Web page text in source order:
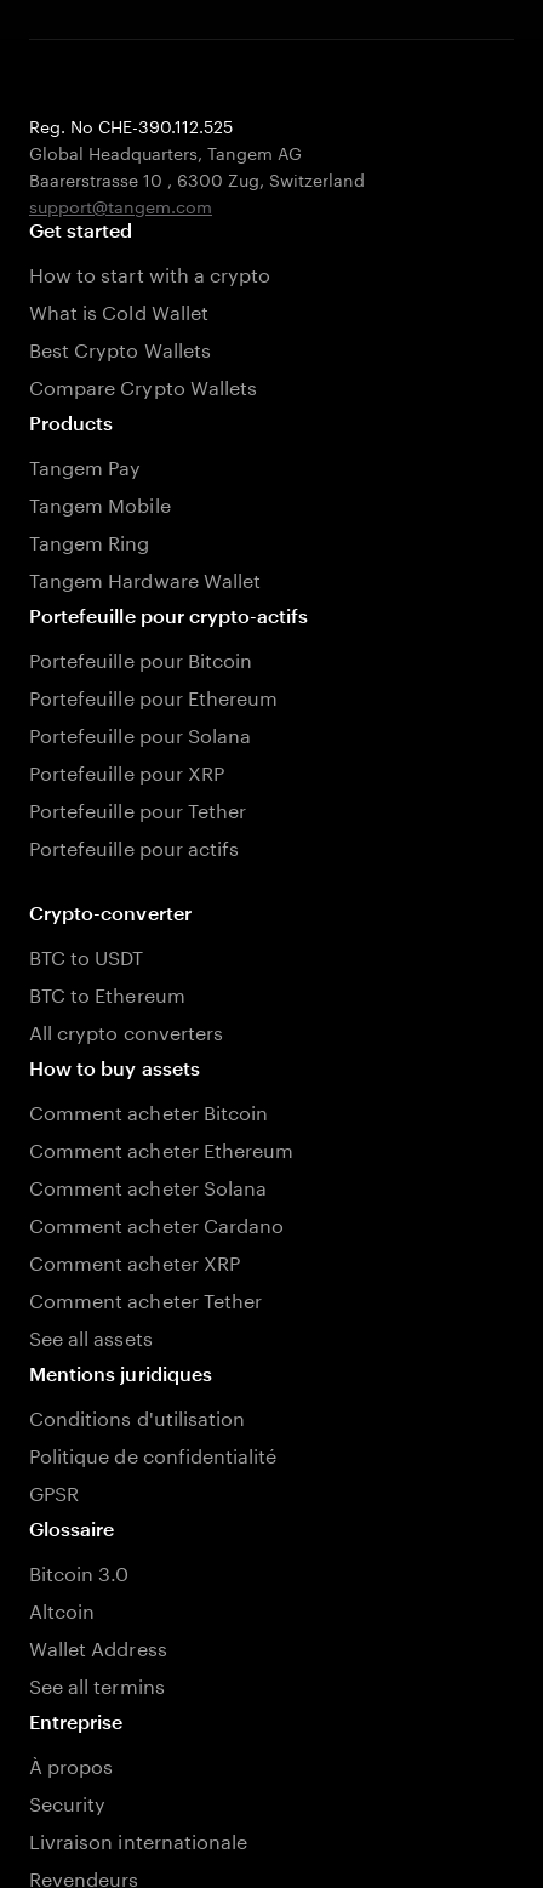
Reg. No CHE-390.112.525
Global Headquarters, Tangem AG
Baarerstrasse 10 , 6300 Zug, Switzerland
support@tangem.com
Get started
How to start with a crypto
What is Cold Wallet
Best Crypto Wallets
Compare Crypto Wallets
Products
Tangem Pay
Tangem Mobile
Tangem Ring
Tangem Hardware Wallet
Portefeuille pour crypto-actifs
Portefeuille pour Bitcoin
Portefeuille pour Ethereum
Portefeuille pour Solana
Portefeuille pour XRP
Portefeuille pour Tether
Portefeuille pour actifs
Crypto-converter
BTC to USDT
BTC to Ethereum
All crypto converters
How to buy assets
Comment acheter Bitcoin
Comment acheter Ethereum
Comment acheter Solana
Comment acheter Cardano
Comment acheter XRP
Comment acheter Tether
See all assets
Mentions juridiques
Conditions d'utilisation
Politique de confidentialité
GPSR
Glossaire
Bitcoin 3.0
Altcoin
Wallet Address
See all termins
Entreprise
À propos
Security
Livraison internationale
Revendeurs